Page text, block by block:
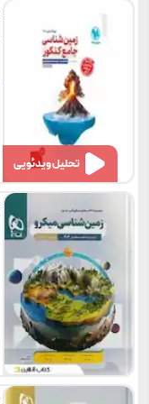
تحلیل ویدئویی